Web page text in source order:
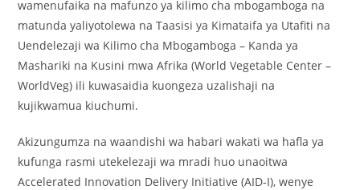
wamenufaika na mafunzo ya kilimo cha mbogamboga na
matunda yaliyotolewa na Taasisi ya Kimataifa ya Utafiti na
Uendelezaji wa Kilimo cha Mbogamboga – Kanda ya
Mashariki na Kusini mwa Afrika (World Vegetable Center –
WorldVeg) ili kuwasaidia kuongeza uzalishaji na
kujikwamua kiuchumi.
Akizungumza na waandishi wa habari wakati wa hafla ya
kufunga rasmi utekelezaji wa mradi huo unaoitwa
Accelerated Innovation Delivery Initiative (AID-I), wenye